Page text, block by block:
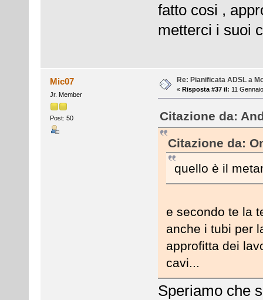
fatto cosi ,
metterci i suoi
Mic07
Jr. Member
Post: 50
Re: Pianificata ADSL a
« Risposta #37 il: 11
Citazione da:
Citazione da:
quello è il
e secondo te la
anche i tubi per
approfitta dei
cavi...
Speriamo che